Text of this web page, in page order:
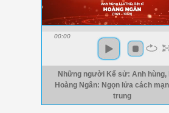
00:00
Những người Kể sử: Anh hùng,
Hoàng Ngân: Ngọn lửa cách
trung